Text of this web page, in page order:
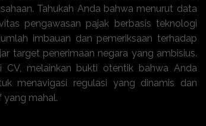
Tahukah Anda bahwa menurut data
pengawasan pajak berbasis teknologi
imbauan dan pemeriksaan terhadap
target penerimaan negara yang ambisius.
CV, melainkan bukti otentik bahwa Anda
menavigasi regulasi yang dinamis dan
yang mahal.